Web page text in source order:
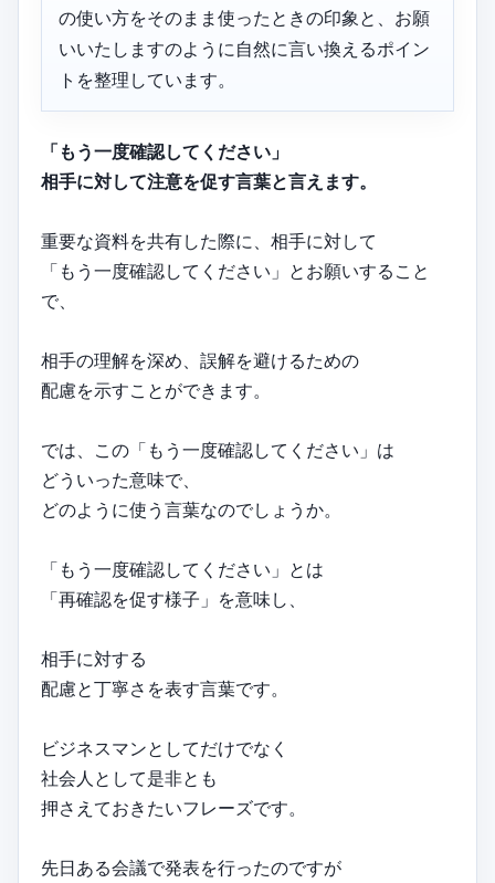
の使い方をそのまま使ったときの印象と、お願
いいたしますのように自然に言い換えるポイン
トを整理しています。
「もう一度確認してください」
相手に対して注意を促す言葉と言えます。
重要な資料を共有した際に、相手に対して
「もう一度確認してください」とお願いすること
で、
相手の理解を深め、誤解を避けるための
配慮を示すことができます。
では、この「もう一度確認してください」は
どういった意味で、
どのように使う言葉なのでしょうか。
「もう一度確認してください」とは
「再確認を促す様子」を意味し、
相手に対する
配慮と丁寧さを表す言葉です。
ビジネスマンとしてだけでなく
社会人として是非とも
押さえておきたいフレーズです。
先日ある会議で発表を行ったのですが